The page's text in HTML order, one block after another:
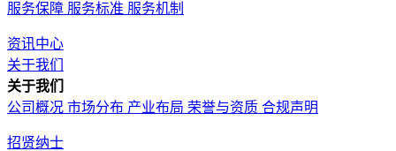
服务保障 服务标准 服务机制
资讯中心
关于我们
关于我们
公司概况 市场分布 产业布局 荣誉与资质 合规声明
招贤纳士